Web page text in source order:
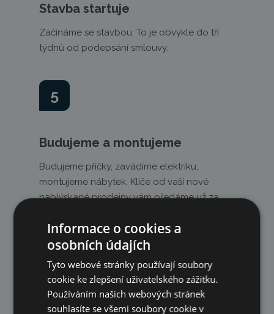
Stavba startuje
Začínáme se stavbou. To je obvykle do tří
týdnů od podepsání smlouvy.
5
Budujeme a montujeme
Budujeme příčky, zavádíme elektriku,
montujeme nábytek. Klíče od vaší nové
nablýskané prodejny vám předáme už za
6
Dokončení a servis
Informace o cookies a
osobních údajích
Tyto webové stránky používají soubory
cookie ke zlepšení uživatelského zážitku.
Používáním našich webových stránek
souhlasíte se všemi soubory cookie v